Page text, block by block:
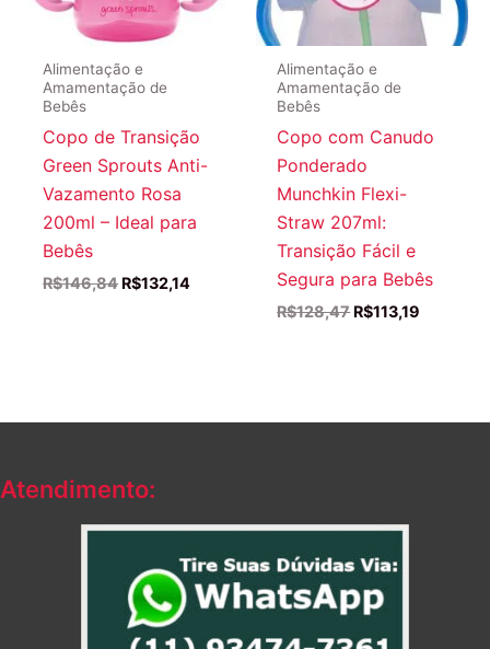
Alimentação e
Amamentação de
Bebês
Copo de Transição
Green Sprouts Anti-
Vazamento Rosa
200ml – Ideal para
Bebês
R$146,84 O
R$132,14O
Alimentação e
Amamentação de
Bebês
Copo com Canudo
Ponderado
Munchkin Flexi-
Straw 207ml:
Transição Fácil e
Segura para Bebês
R$128,47 O
R$113,19
Atendimento: